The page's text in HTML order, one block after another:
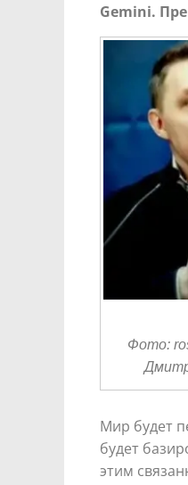
Gemini.
Фото:
Мир будет
будет
этим